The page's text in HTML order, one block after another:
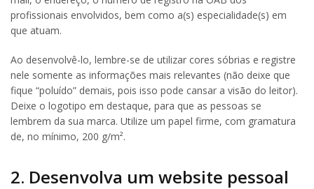
profissionais envolvidos, bem como a(s) especialidade(s) em
que atuam.
Ao desenvolvê-lo, lembre-se de utilizar cores sóbrias e registre
nele somente as informações mais relevantes (não deixe que
fique “poluído” demais, pois isso pode cansar a visão do leitor).
Deixe o logotipo em destaque, para que as pessoas se
lembrem da sua marca. Utilize um papel firme, com gramatura
de, no mínimo, 200 g/m².
2. Desenvolva um website pessoal